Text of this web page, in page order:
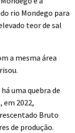
rio Mondego para
teor de sal
a mesma área
uma quebra de
em 2022,
Bruto
de produção.